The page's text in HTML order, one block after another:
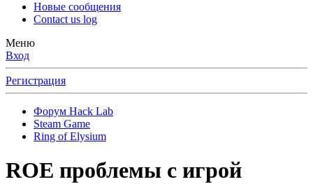
Новые сообщения
Contact us log
Меню
Вход
Регистрация
Форум Hack Lab
Steam Game
Ring of Elysium
ROE проблемы с игрой